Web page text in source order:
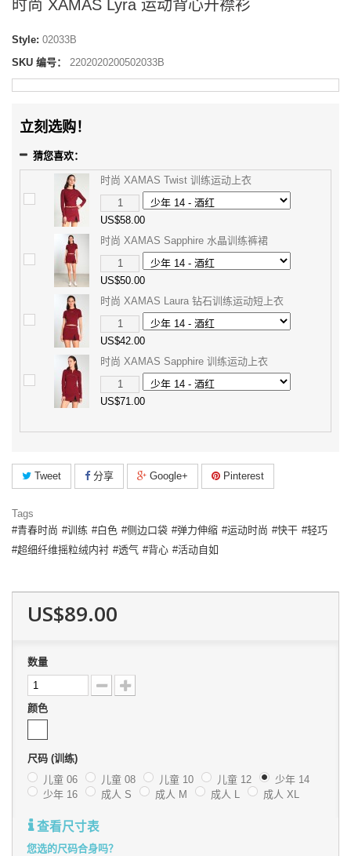
时尚 XAMAS Lyra 运动背心开襟衫
Style: 02033B
SKU 编号：
2202020200502033B
立刻选购！
猜您喜欢：
时尚 XAMAS Twist 训练运动上衣
US$58.00
时尚 XAMAS Sapphire 水晶训练裤裙
US$50.00
时尚 XAMAS Laura 钻石训练运动短上衣
US$42.00
时尚 XAMAS Sapphire 训练运动上衣
US$71.00
Tweet 分享 Google+ Pinterest
Tags
青春时尚
训练 白色 侧边口袋 弹力伸缩 运动时尚 快干
轻巧
超细纤维摇粒绒内衬
透气 背心 活动自如
US$89.00
数量
颜色
尺码 (训练)
儿童 06
儿童 08 儿童 10 儿童 12
少年 14
少年 16
成人 S 成人 M 成人 L 成人 XL
查看尺寸表
您选的尺码合身吗？